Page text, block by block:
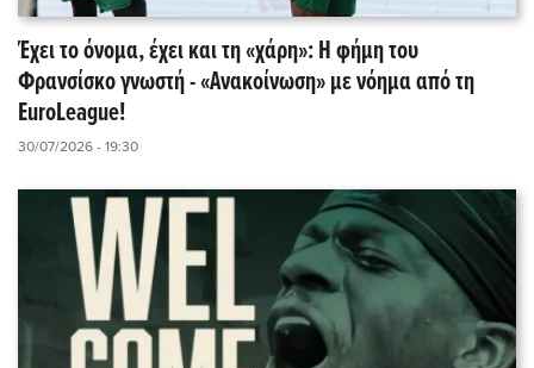
Έχει το όνομα, έχει και τη «χάρη»: Η φήμη του
Φρανσίσκο γνωστή - «Ανακοίνωση» με νόημα από τη
EuroLeague!
30/07/2026 - 19:30